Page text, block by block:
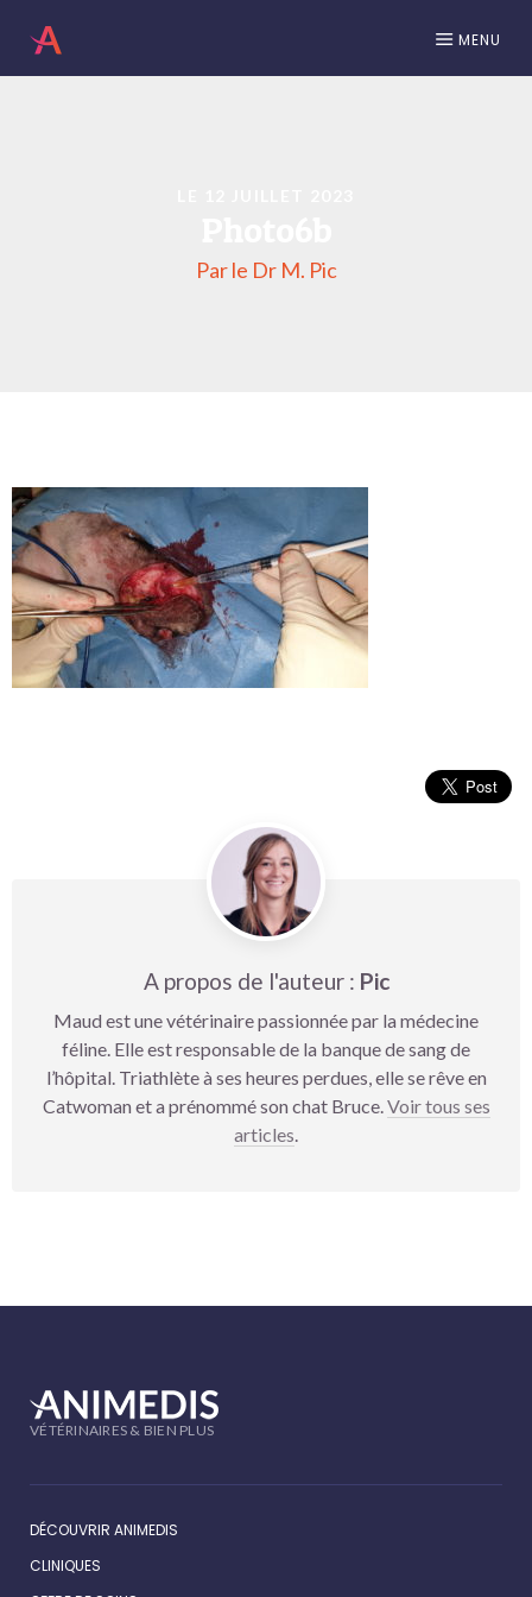
MENU
Par le Dr M. Pic
A propos de l'auteur : Pic
Maud est une vétérinaire passionnée par la médecine
féline. Elle est responsable de la banque de sang de
l’hôpital. Triathlète à ses heures perdues, elle se rêve en
Catwoman et a prénommé son chat Bruce.Voir tous ses
articles.
VÉTÉRINAIRES & BIEN PLUS
DÉCOUVRIR ANIMEDIS
CLINIQUES